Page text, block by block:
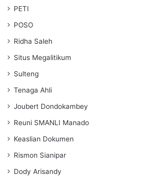
PETI
POSO
Ridha Saleh
Situs Megalitikum
Sulteng
Tenaga Ahli
Joubert Dondokambey
Reuni SMANLI Manado
Keaslian Dokumen
Rismon Sianipar
Dody Arisandy